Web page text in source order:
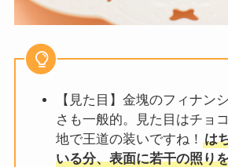
【見た目】金塊のフィナン
さも一般的。見た目はチョ
地で王道の装いですね！ は
いる分、表面に若干の照り